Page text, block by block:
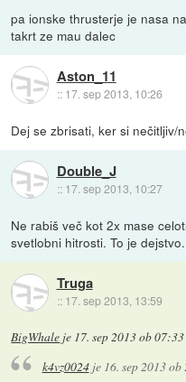
pa ionske thrusterje je nasa
takrt ze mau dalec
Aston_11
:: 17. sep 2013, 10:26
Dej se zbrisati, ker si nečitljiv/
Double_J
:: 17. sep 2013, 10:27
Ne rabiš več kot 2x mase
svetlobni hitrosti. To je dejstvo.
Truga
:: 17. sep 2013, 13:59
BigWhale je 17. sep 2013 ob 07:33
k4vz0024je 16. sep 2013